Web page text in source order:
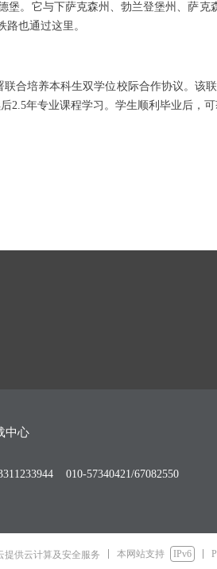
堡。它与下萨克森州、勃兰登堡州、萨
也通过这里。
合培养本科生双学位校际合作协议。
2.5年专业课程学习。学生顺利毕业后
中心
010-57340421/67082550
提供云计算及安全服务 本网站支持 IPv6